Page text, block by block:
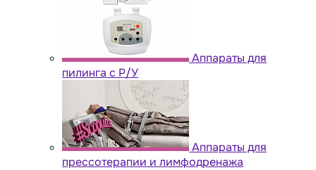
Аппараты для
пилинга с Р/У
Аппараты для
прессотерапии и лимфодренажа